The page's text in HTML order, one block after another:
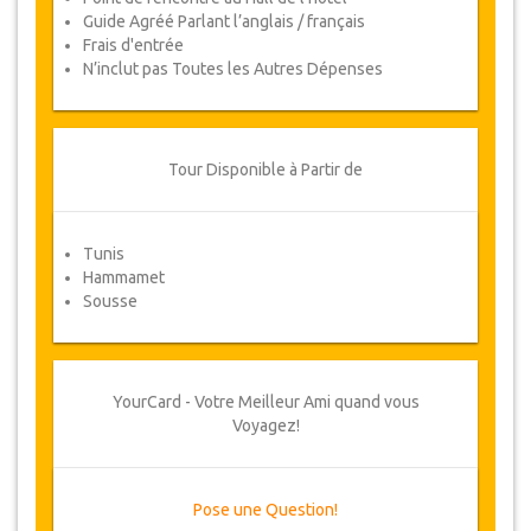
Guide Agréé Parlant l’anglais / français
Frais d'entrée
N’inclut pas Toutes les Autres Dépenses
Tour Disponible à Partir de
Tunis
Hammamet
Sousse
YourCard - Votre Meilleur Ami quand vous
Voyagez!
Pose une Question!